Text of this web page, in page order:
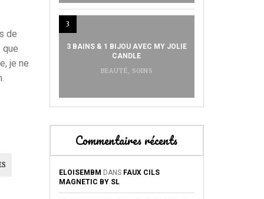
de
que
je ne
3
3 BAINS & 1 BIJOU AVEC MY JOLIE
CANDLE
BEAUTÉ, SOINS
Commentaires récents
ELOISEMBM DANS FAUX CILS
MAGNETIC BY SL